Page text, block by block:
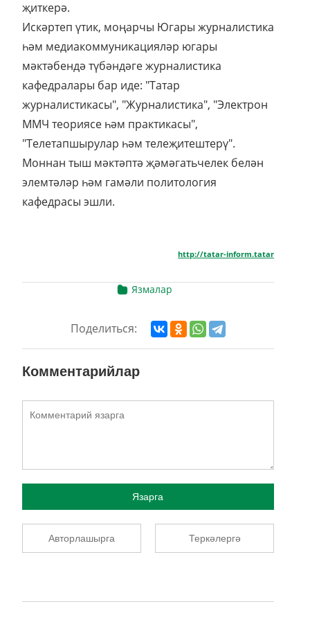
җиткерә.
Искәртеп үтик, моңарчы Югары журналистика
һәм медиакоммуникацияләр югары
мәктәбендә түбәндәге журналистика
кафедралары бар иде: "Татар
журналистикасы", "Журналистика", "Электрон
ММЧ теориясе һәм практикасы",
"Телетапшырулар һәм телеҗитештерү".
Моннан тыш мәктәптә җәмәгатьчелек белән
элемтәләр һәм гамәли политология
кафедрасы эшли.
http://tatar-inform.tatar
Язмалар
Поделиться:
Комментарийлар
Язарга
Авторлашырга Теркәлергә